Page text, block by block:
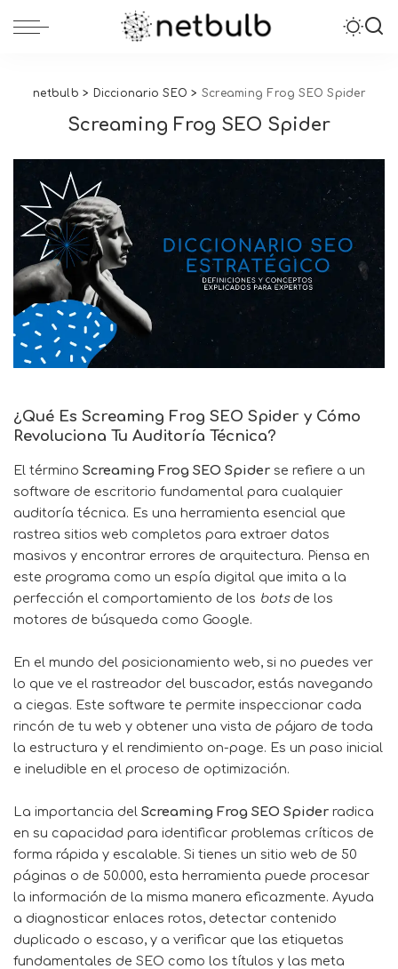
netbulb > Diccionario SEO > Screaming Frog SEO Spider
Screaming Frog SEO Spider
¿Qué Es Screaming Frog SEO Spider y Cómo
Revoluciona Tu Auditoría Técnica?
El término Screaming Frog SEO Spider se refiere a un
software de escritorio fundamental para cualquier
auditoría técnica. Es una herramienta esencial que
rastrea sitios web completos para extraer datos
masivos y encontrar errores de arquitectura. Piensa en
este programa como un espía digital que imita a la
perfección el comportamiento de los botsde los
motores de búsqueda como Google.
En el mundo del posicionamiento web, si no puedes ver
lo que ve el rastreador del buscador, estás navegando
a ciegas. Este software te permite inspeccionar cada
rincón de tu web y obtener una vista de pájaro de toda
la estructura y el rendimiento on-page. Es un paso inicial
e ineludible en el proceso de optimización.
La importancia del Screaming Frog SEO Spider radica
en su capacidad para identificar problemas críticos de
forma rápida y escalable. Si tienes un sitio web de 50
páginas o de 50.000, esta herramienta puede procesar
la información de la misma manera eficazmente. Ayuda
a diagnosticar enlaces rotos, detectar contenido
duplicado o escaso, y a verificar que las etiquetas
fundamentales de SEO como los títulos y las meta